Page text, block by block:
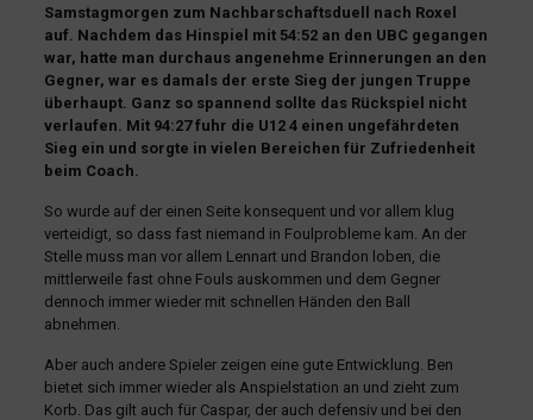
Samstagmorgen zum Nachbarschaftsduell nach Roxel
auf. Nachdem das Hinspiel mit 54:52 an den UBC gegangen
war, hatte man durchaus angenehme Erinnerungen an den
Gegner, war es damals der erste Sieg der jungen Truppe
überhaupt. Ganz so spannend sollte das Rückspiel nicht
verlaufen. Mit 94:27 fuhr die U12 4 einen ungefährdeten
Sieg ein und sorgte in vielen Bereichen für Zufriedenheit
beim Coach.
So wurde auf der einen Seite konsequent und vor allem klug
verteidigt, so dass fast niemand in Foulprobleme kam. An der
Stelle muss man vor allem Lennart und Brandon loben, die
mittlerweile fast ohne Fouls auskommen und dem Gegner
dennoch immer wieder mit schnellen Händen den Ball
abnehmen.
Aber auch andere Spieler zeigen eine gute Entwicklung. Ben
bietet sich immer wieder als Anspielstation an und zieht zum
Korb. Das gilt auch für Caspar, der auch defensiv und bei den